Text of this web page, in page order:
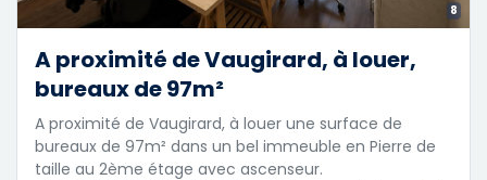
8
A proximité de Vaugirard, à louer,
bureaux de 97m²
A proximité de Vaugirard, à louer une surface de
bureaux de 97m² dans un bel immeuble en Pierre de
taille au 2ème étage avec ascenseur.